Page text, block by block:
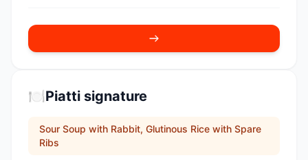
🍽️Piatti signature
Sour Soup with Rabbit, Glutinous Rice with Spare
Ribs